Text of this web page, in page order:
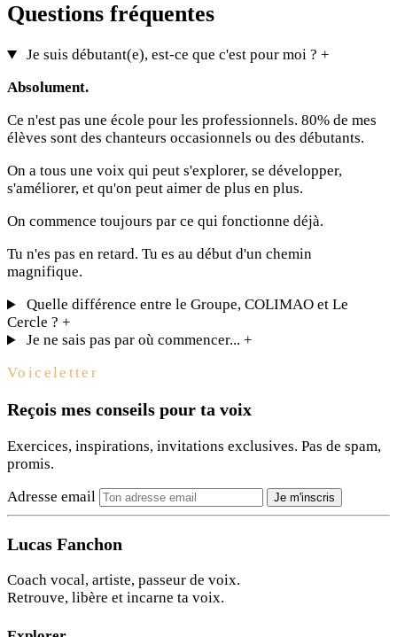
Questions fréquentes
Je suis débutant(e), est-ce que c'est pour moi ?+
Absolument.
Ce n'est pas une école pour les professionnels. 80% de mes
élèves sont des chanteurs occasionnels ou des débutants.
On a tous une voix qui peut s'explorer, se développer,
s'améliorer, et qu'on peut aimer de plus en plus.
On commence toujours par ce qui fonctionne déjà.
Tu n'es pas en retard. Tu es au début d'un chemin
magnifique.
Quelle différence entre le Groupe, COLIMAO et Le
Cercle ? +
Je ne sais pas par où commencer...+
Voiceletter
Reçois mes conseils pour ta voix
Exercices, inspirations, invitations exclusives. Pas de spam,
promis.
Adresse email
Je m'inscris
Lucas Fanchon
Coach vocal, artiste, passeur de voix.
Retrouve, libère et incarne ta voix.